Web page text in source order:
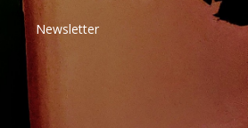
Newsletter